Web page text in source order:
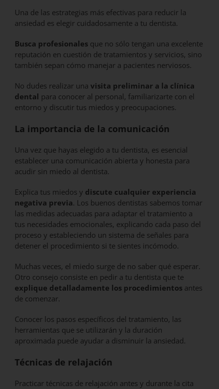
Una de las estrategias más efectivas para reducir la
ansiedad es elegir cuidadosamente a tu dentista.
Busca profesionales que no sólo tengan una excelente
reputación en cuestión de tratamientos y servicios, sino
también sepan cómo manejar a pacientes nerviosos.
No dudes realizar una visita preliminar a la clínica
dental para conocer al personal, familiarizarte con el
entorno y discutir tus miedos y preocupaciones.
La importancia de la comunicación
Una vez que hayas elegido a tu dentista, es esencial
establecer una comunicación abierta y honesta para
acudir sin miedo al dentista.
Explica tus miedos y discute cualquier experiencia
negativa previa. Los buenos dentistas sabemos tomar
las medidas adecuadas para adaptar el tratamiento a
tus necesidades emocionales, explicando cada paso del
proceso y estableciendo un sistema de señales para
detener el procedimiento si te sientes incómodo.
Muchas veces, el miedo surge de no saber qué esperar.
Otro consejo consiste en pedir a tu dentista que te
explique detalladamente los procedimientos antes
de comenzar.
Conocer los pasos específicos del tratamiento, las
herramientas que se utilizarán y la duración
aproximada puede ayudar a disminuir la ansiedad.
Técnicas de relajación
Practicar técnicas de relajación antes y durante la cita